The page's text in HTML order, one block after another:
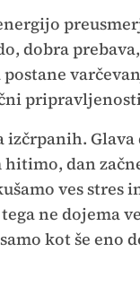
dobra
Glava
hitimo, dan
ves stres
ne dojema
kot še eno